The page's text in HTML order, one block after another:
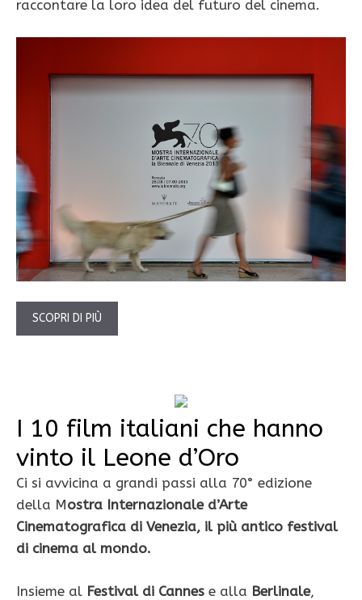
raccontare la loro idea del futuro del cinema.
SCOPRI DI PIÙ
I 10 film italiani che hanno
vinto il Leone d’Oro
Ci si avvicina a grandi passi alla 70° edizione
della Mostra Internazionale d’Arte
Cinematografica di Venezia, il più antico festival
di cinema al mondo.
Insieme al Festival di Cannes e alla Berlinale,